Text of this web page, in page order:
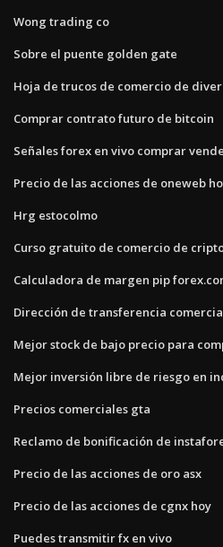
Wong trading co
Sobre el puente golden gate
Hoja de trucos de comercio de
Comprar contrato futuro de bitcoin
Señales forex en vivo comprar
Precio de las acciones de oneweb
Hrg estocolmo
Curso gratuito de comercio de
Calculadora de margen pip
Dirección de transferencia
Mejor stock de bajo precio para
Mejor inversión libre de riesgo en
Precios comerciales gta
Reclamo de bonificación de
Precio de las acciones de oro asx
Precio de las acciones de cgnx hoy
Puedes transmitir fx en vivo